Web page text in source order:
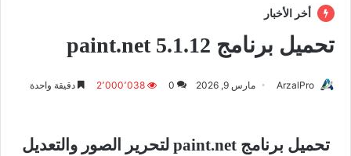
أخر الأخبار
تحميل برنامج paint.net 5.1.12
ArzalPro مارس 9, 2026 0 2٬000٬038 دقيقة واحدة
تحميل برنامج paint.net لتحرير الصور والتعديل